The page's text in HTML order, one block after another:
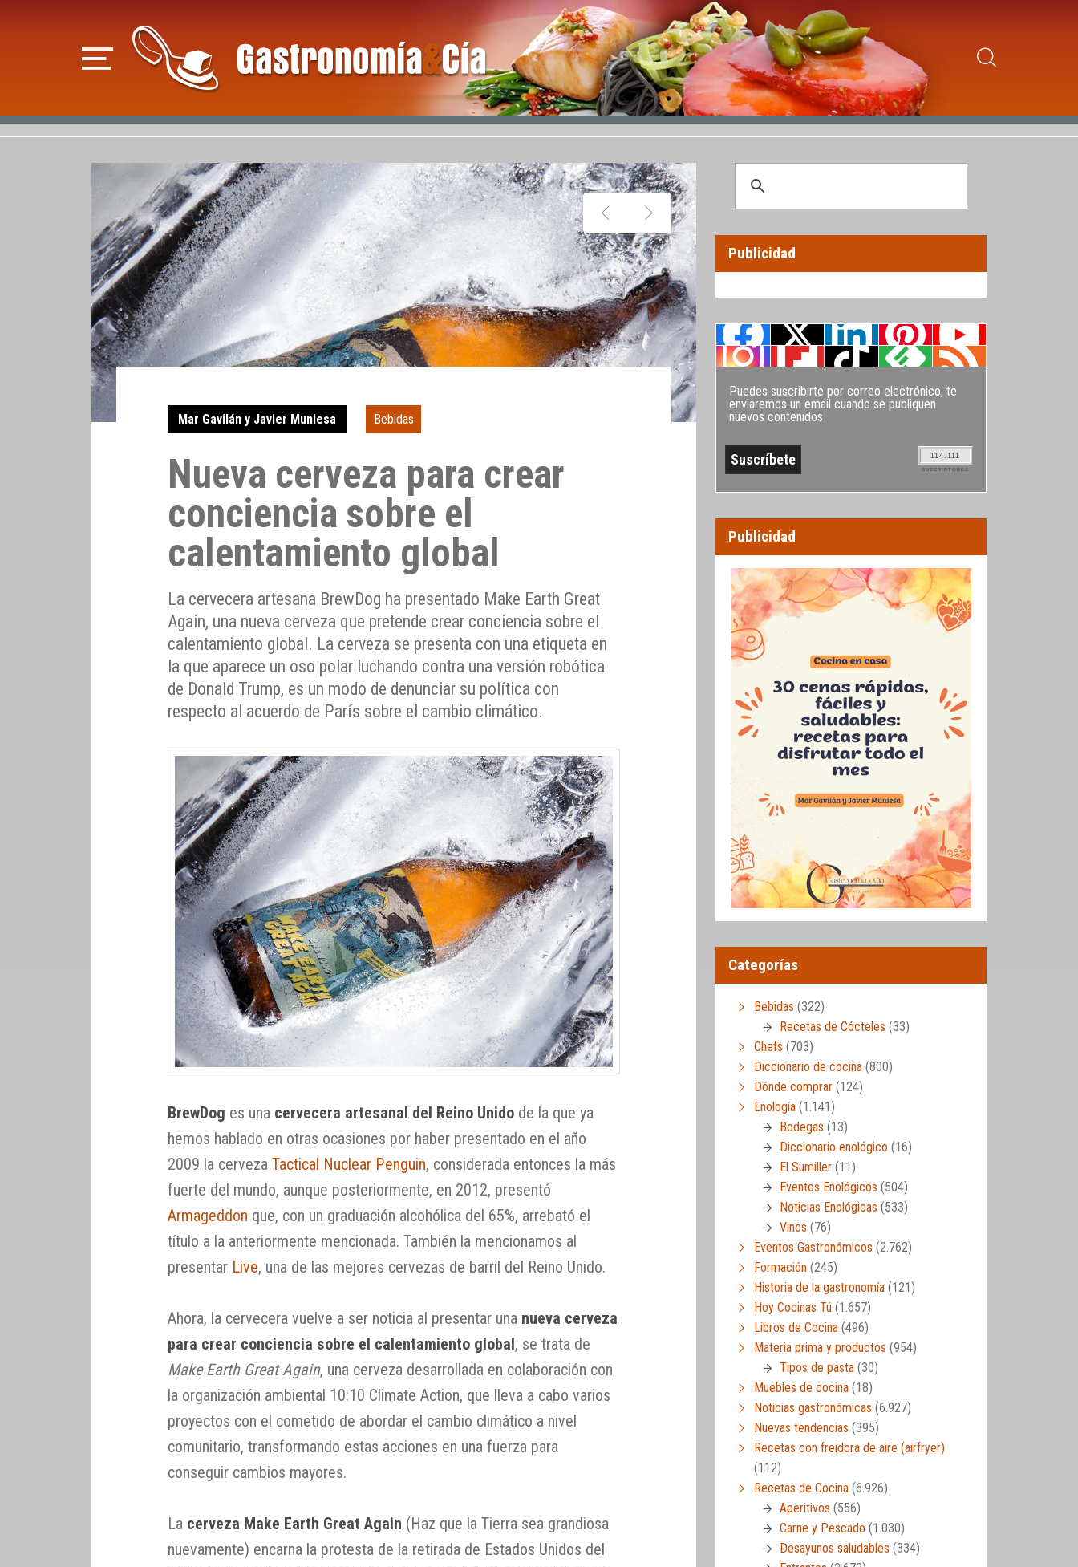
Mar Gavilán y Javier Muniesa Bebidas
Nueva cerveza para crear
conciencia sobre el
calentamiento global
La cervecera artesana BrewDog ha presentado Make Earth Great
Again, una nueva cerveza que pretende crear conciencia sobre el
calentamiento global. La cerveza se presenta con una etiqueta en
la que aparece un oso polar luchando contra una versión robótica
de Donald Trump, es un modo de denunciar su política con
respecto al acuerdo de París sobre el cambio climático.
BrewDog es una cervecera artesanal del Reino Unido de la que ya
hemos hablado en otras ocasiones por haber presentado en el año
2009 la cervezaTactical Nuclear Penguin, considerada entonces la más
fuerte del mundo, aunque posteriormente, en 2012, presentó
Armageddon que, con un graduación alcohólica del 65%, arrebató el
título a la anteriormente mencionada. También la mencionamos al
presentar Live, una de las mejores cervezas de barril del Reino Unido.
Ahora, la cervecera vuelve a ser noticia al presentar una nueva cerveza
para crear conciencia sobre el calentamiento global, se trata de
Make Earth Great Again, una cerveza desarrollada en colaboración con
la organización ambiental 10:10 Climate Action, que lleva a cabo varios
proyectos con el cometido de abordar el cambio climático a nivel
comunitario, transformando estas acciones en una fuerza para
conseguir cambios mayores.
La cerveza Make Earth Great Again (Haz que la Tierra sea grandiosa
nuevamente) encarna la protesta de la retirada de Estados Unidos del
Publicidad
Puedes suscribirte por correo electrónico, te
enviaremos un email cuando se publiquen
nuevos contenidos
114.111
SUSCRIPTORES
Publicidad
Categorías
Bebidas (322)
Recetas de Cócteles (33)
Chefs (703)
Diccionario de cocina (800)
Dónde comprar (124)
Enología (1.141)
Bodegas (13)
Diccionario enológico (16)
El Sumiller (11)
Eventos Enológicos (504)
Noticias Enológicas (533)
Vinos (76)
Eventos Gastronómicos (2.762)
Formación (245)
Historia de la gastronomía (121)
Hoy Cocinas Tú (1.657)
Libros de Cocina (496)
Materia prima y productos (954)
Tipos de pasta (30)
Muebles de cocina (18)
Noticias gastronómicas (6.927)
Nuevas tendencias (395)
Recetas con freidora de aire (airfryer)
(112)
Recetas de Cocina (6.926)
Aperitivos (556)
Carne y Pescado (1.030)
Desayunos saludables (334)